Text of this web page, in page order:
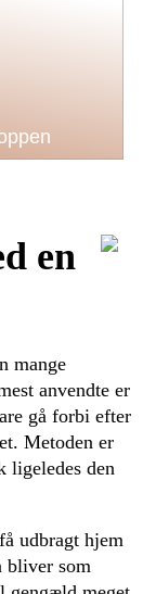
en
mange
anvendte er
gå forbi efter
Metoden er
ligeledes den
udbragt hjem
bliver som